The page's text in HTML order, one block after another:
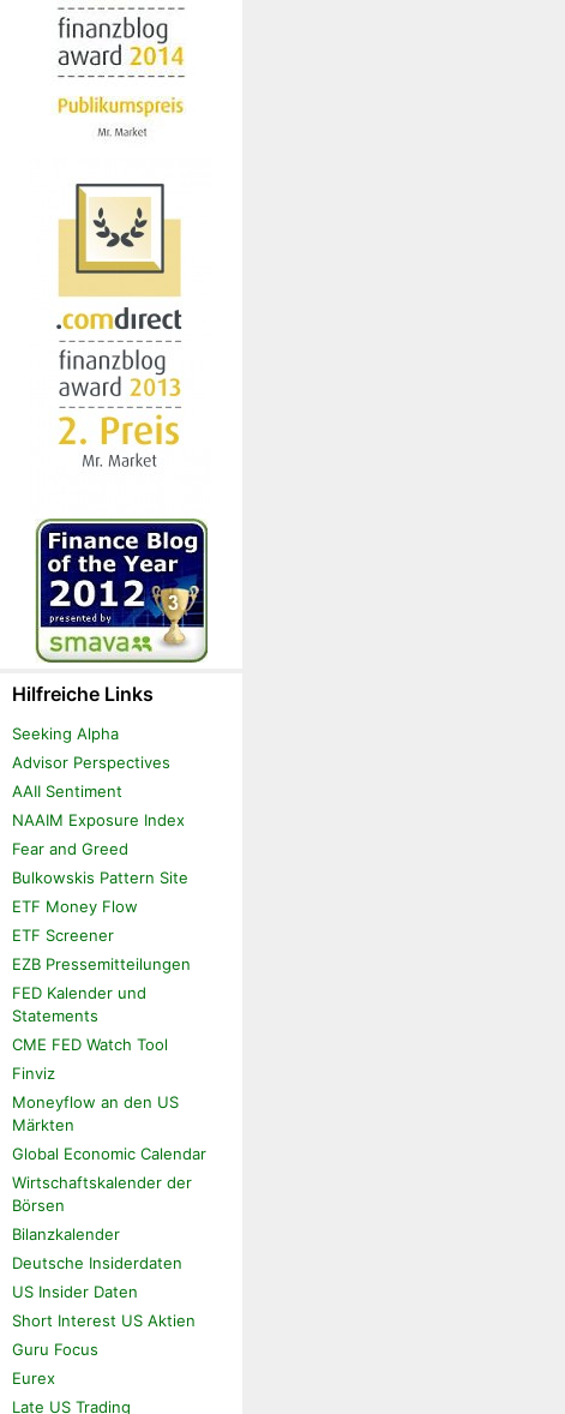
Hilfreiche Links
Seeking Alpha
Advisor Perspectives
AAII Sentiment
NAAIM Exposure Index
Fear and Greed
Bulkowskis Pattern Site
ETF Money Flow
ETF Screener
EZB Pressemitteilungen
FED Kalender und
Statements
CME FED Watch Tool
Finviz
Moneyflow an den US
Märkten
Global Economic Calendar
Wirtschaftskalender der
Börsen
Bilanzkalender
Deutsche Insiderdaten
US Insider Daten
Short Interest US Aktien
Guru Focus
Eurex
Late US Trading